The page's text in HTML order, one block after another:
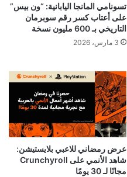
تسونامي المانجا اليابانية: “ون بيس”
على أعتاب كسر رقم سوبرمان
التاريخي بـ 600 مليون نسخة
3 مارس، 2026
عرض رمضاني للاعبي بلايستيشن:
شاهد الأنمي على Crunchyroll
مجانًا لـ 30 يومًا